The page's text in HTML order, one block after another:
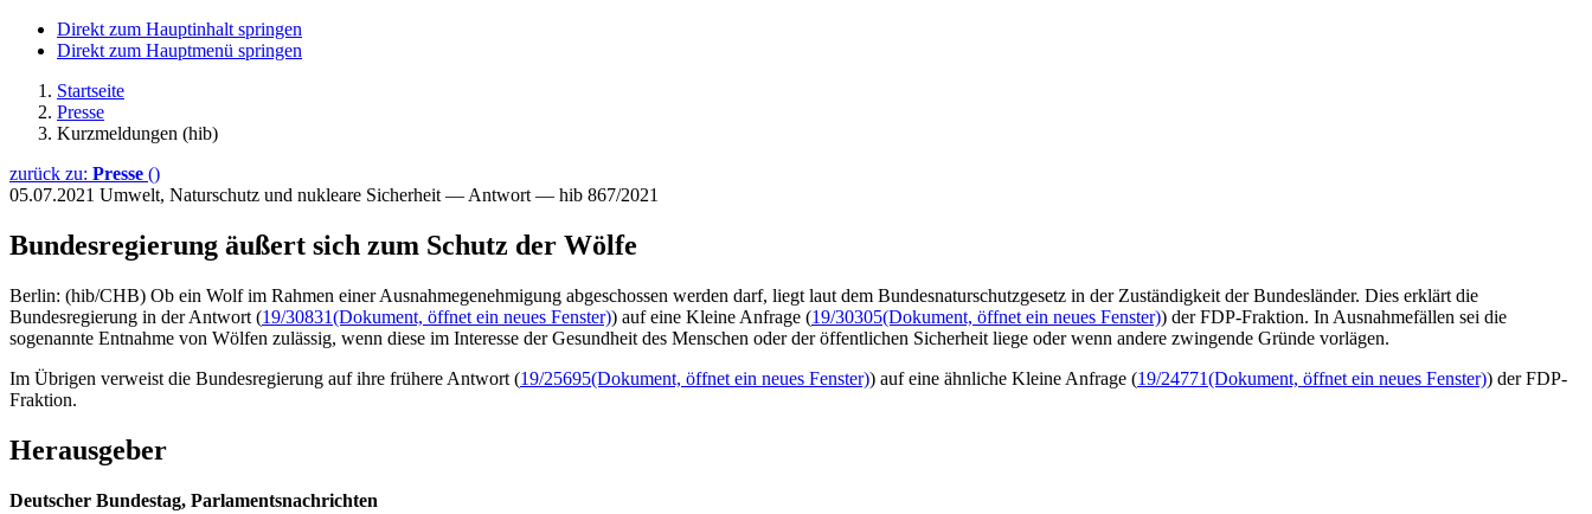
Direkt zum Hauptinhalt springen
Direkt zum Hauptmenü springen
Startseite
Presse
Kurzmeldungen (hib)
zurück zu: Presse ()
05.07.2021 Umwelt, Naturschutz und nukleare Sicherheit — Antwort — hib 867/2021
Bundesregierung äußert sich zum Schutz der Wölfe
Berlin: (hib/CHB) Ob ein Wolf im Rahmen einer Ausnahmegenehmigung abgeschossen werden darf, liegt laut dem Bundesnaturschutzgesetz in der Zuständigkeit der Bundesländer. Dies erklärt die
Bundesregierung in der Antwort (19/30831(Dokument, öffnet ein neues Fenster)) auf eine Kleine Anfrage (19/30305(Dokument, öffnet ein neues Fenster)) der FDP-Fraktion. In Ausnahmefällen sei die
sogenannte Entnahme von Wölfen zulässig, wenn diese im Interesse der Gesundheit des Menschen oder der öffentlichen Sicherheit liege oder wenn andere zwingende Gründe vorlägen.
Im Übrigen verweist die Bundesregierung auf ihre frühere Antwort (19/25695(Dokument, öffnet ein neues Fenster)) auf eine ähnliche Kleine Anfrage (19/24771(Dokument, öffnet ein neues Fenster)) der FDP-
Fraktion.
Herausgeber
Deutscher Bundestag, Parlamentsnachrichten